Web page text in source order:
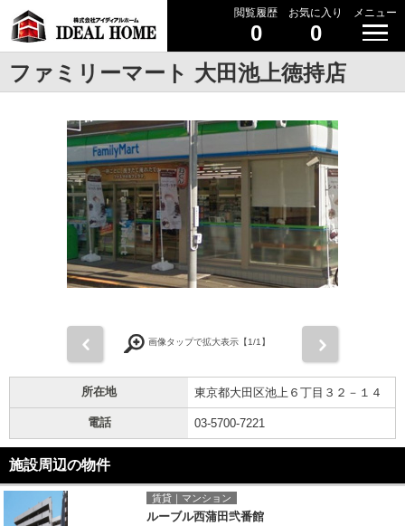
閲覧履歴
0
お気に入り
0
メニュー
ファミリーマート 大田池上徳持店
画像タップで拡大表示【1/1】
所在地 東京都大田区池上６丁目３２－１４
電話 03-5700-7221
施設周辺の物件
賃貸｜マンション
ルーブル西蒲田弐番館